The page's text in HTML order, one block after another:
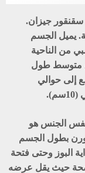
سقنقور جيزان.
يميل الجسم
من الناحية
متوسط طول
إلى حوالي
نفس الجنس هو
بطول الجسم
بداية البوز وحتى فتحة
حيث يقل عرضه